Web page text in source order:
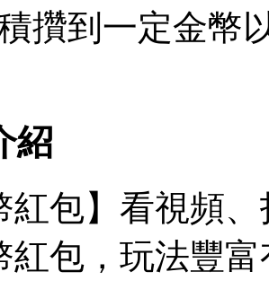
攢到一定金幣
紹
紅包】看視頻
紅包，玩法豐